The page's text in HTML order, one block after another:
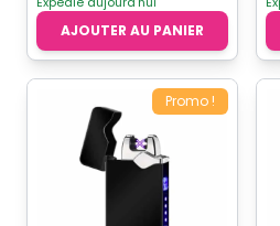
AJOUTER AU PANIER
Promo !